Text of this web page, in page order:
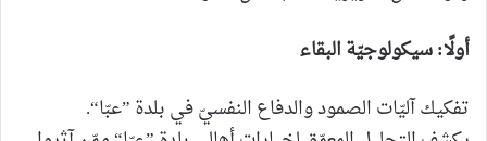
أولًا: سيكولوجيّة البقاء
تفكيك آليّات الصمود والدفاع النفسيّ في بلدة ”عبّا“.